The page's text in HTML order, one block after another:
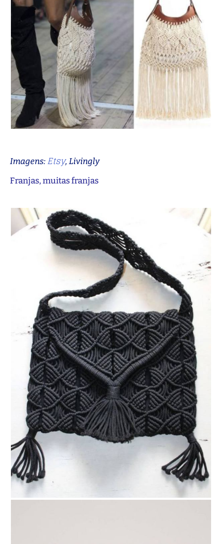
Imagens:Etsy, Livingly
Franjas, muitas franjas